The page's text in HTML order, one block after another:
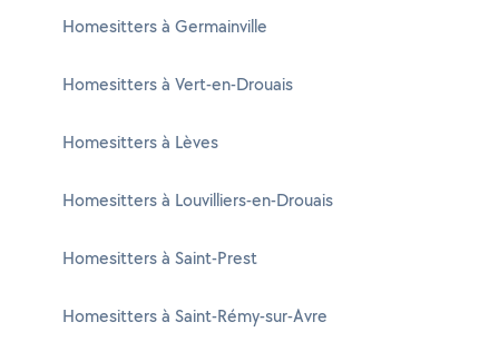
Homesitters à Germainville
Homesitters à Vert-en-Drouais
Homesitters à Lèves
Homesitters à Louvilliers-en-Drouais
Homesitters à Saint-Prest
Homesitters à Saint-Rémy-sur-Avre